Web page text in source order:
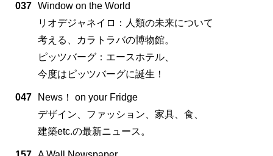
037 Window on the World
リオデジャネイロ：人類の未来について
考える、カラトラバの博物館。
ピッツバーグ：エースホテル、
今度はピッツバーグに誕生！
047
News！ on your Fridge
デザイン、ファッション、家具、食、
建築etc.の最新ニュース。